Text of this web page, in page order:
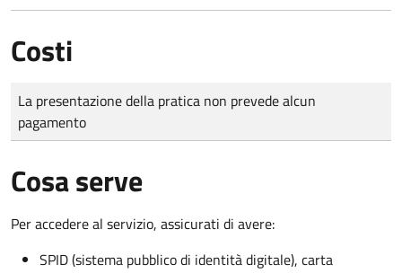
Costi
Tipo di pagamento
Importo
La presentazione della pratica non prevede alcun
pagamento
Cosa serve
Per accedere al servizio, assicurati di avere:
SPID (sistema pubblico di identità digitale), carta